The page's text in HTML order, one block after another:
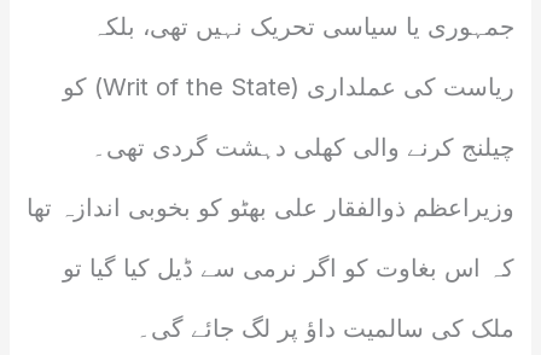
جمہوری یا سیاسی تحریک نہیں تھی، بلکہ
ریاست کی عملداری (Writ of the State) کو
چیلنج کرنے والی کھلی دہشت گردی تھی۔
وزیراعظم ذوالفقار علی بھٹو کو بخوبی اندازہ تھا
کہ اس بغاوت کو اگر نرمی سے ڈیل کیا گیا تو
ملک کی سالمیت داؤ پر لگ جائے گی۔